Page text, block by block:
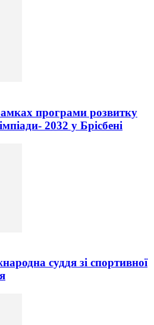
програми розвитку
2032 у Брісбені
суддя зі спортивної